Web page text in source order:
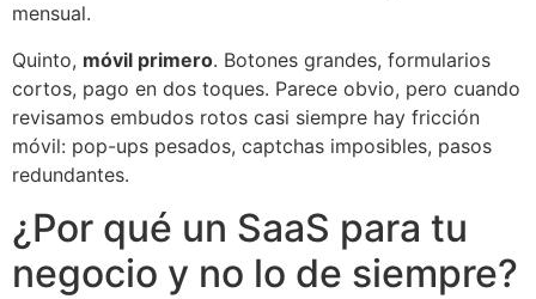
mensual.
Quinto, móvil primero. Botones grandes, formularios
cortos, pago en dos toques. Parece obvio, pero cuando
revisamos embudos rotos casi siempre hay fricción
móvil: pop-ups pesados, captchas imposibles, pasos
redundantes.
¿Por qué un SaaS para tu
negocio y no lo de siempre?